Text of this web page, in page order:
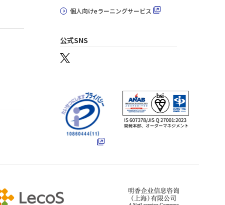
個人向けeラーニングサービス
公式SNS